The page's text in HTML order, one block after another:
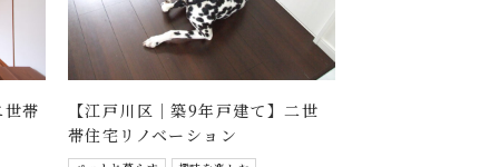
世帯
【江戸川区｜築9年戸建て】二世
帯住宅リノベーション